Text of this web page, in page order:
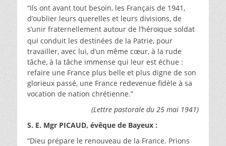
“Ils ont avant tout besoin, les Français de 1941,
d’oublier leurs querelles et leurs divisions, de
s’unir fraternellement autour de l’héroïque soldat
qui conduit les destinées de la Patrie, pour
travailler, avec lui, d’un même cœur, à la rude
tâche, à la tâche immense qui leur est échue :
refaire une France plus belle et plus digne de son
glorieux passé, une France redevenue fidèle à sa
vocation de nation chrétienne.”
(Lettre pastorale du 25 mai 1941)
S. E. Mgr PICAUD, évêque de Bayeux :
“Dieu prépare le renouveau de la France. Prions